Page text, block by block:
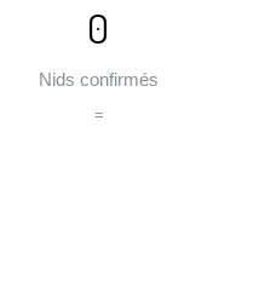
0
Nids confirmés
=